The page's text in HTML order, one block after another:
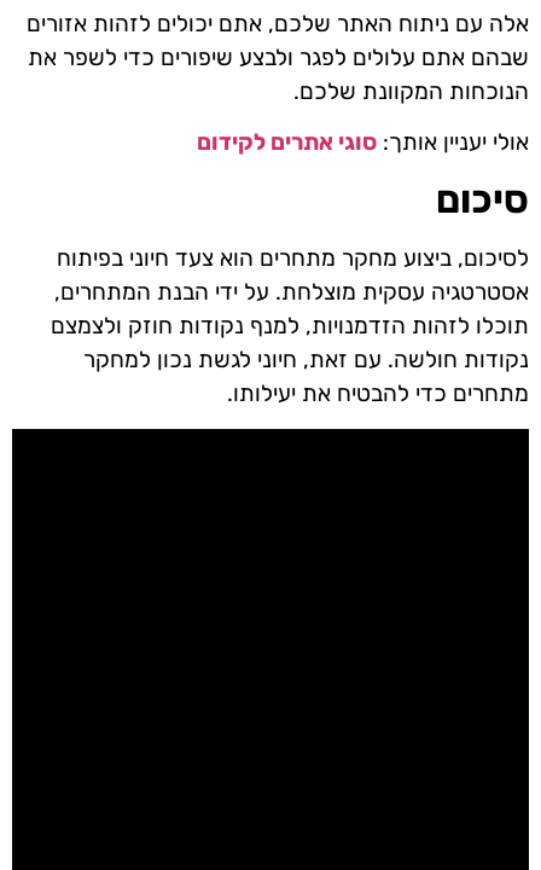
אלה עם ניתוח האתר שלכם, אתם יכולים לזהות אזורים
שבהם אתם עלולים לפגר ולבצע שיפורים כדי לשפר את
הנוכחות המקוונת שלכם.
אולי יעניין אותך: סוגי אתרים לקידום
סיכום
לסיכום, ביצוע מחקר מתחרים הוא צעד חיוני בפיתוח
אסטרטגיה עסקית מוצלחת. על ידי הבנת המתחרים,
תוכלו לזהות הזדמנויות, למנף נקודות חוזק ולצמצם
נקודות חולשה. עם זאת, חיוני לגשת נכון למחקר
מתחרים כדי להבטיח את יעילותו.